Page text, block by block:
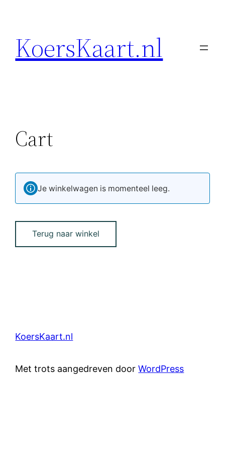
KoersKaart.nl
Cart
Je winkelwagen is momenteel leeg.
Terug naar winkel
KoersKaart.nl
Met trots aangedreven doorWordPress